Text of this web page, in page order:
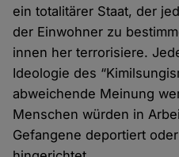
ein totalitärer Staat, der
der Einwohner zu
innen her terrorisiere.
Ideologie des
abweichende Meinung
Menschen würden in
Gefangene deportiert